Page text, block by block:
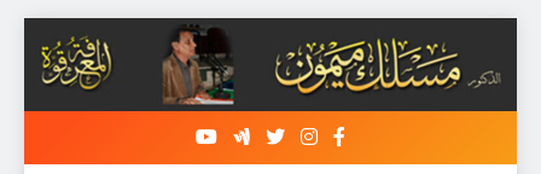
content